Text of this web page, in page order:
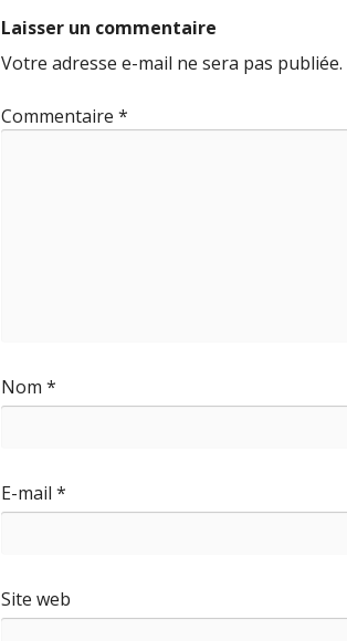
Laisser un commentaire
Votre adresse e-mail ne sera pas publiée.
Commentaire *
Nom *
E-mail *
Site web